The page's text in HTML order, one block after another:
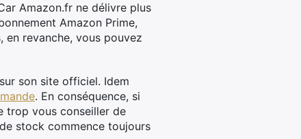
Amazon.fr ne délivre plus
Amazon Prime,
en revanche, vous pouvez
son site officiel. Idem
. En conséquence, si
trop vous conseiller de
stock commence toujours